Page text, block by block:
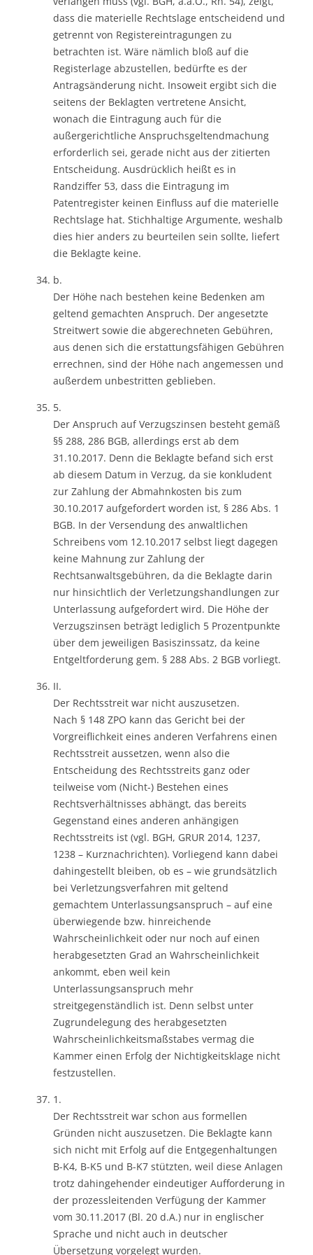
dass die materielle Rechtslage entscheidend und
getrennt von Registereintragungen zu
betrachten ist. Wäre nämlich bloß auf die
Registerlage abzustellen, bedürfte es der
Antragsänderung nicht. Insoweit ergibt sich die
seitens der Beklagten vertretene Ansicht,
wonach die Eintragung auch für die
außergerichtliche Anspruchsgeltendmachung
erforderlich sei, gerade nicht aus der zitierten
Entscheidung. Ausdrücklich heißt es in
Randziffer 53, dass die Eintragung im
Patentregister keinen Einfluss auf die materielle
Rechtslage hat. Stichhaltige Argumente, weshalb
dies hier anders zu beurteilen sein sollte, liefert
die Beklagte keine.
b.
Der Höhe nach bestehen keine Bedenken am
geltend gemachten Anspruch. Der angesetzte
Streitwert sowie die abgerechneten Gebühren,
aus denen sich die erstattungsfähigen Gebühren
errechnen, sind der Höhe nach angemessen und
außerdem unbestritten geblieben.
5.
Der Anspruch auf Verzugszinsen besteht gemäß
§§ 288, 286 BGB, allerdings erst ab dem
31.10.2017. Denn die Beklagte befand sich erst
ab diesem Datum in Verzug, da sie konkludent
zur Zahlung der Abmahnkosten bis zum
30.10.2017 aufgefordert worden ist, § 286 Abs. 1
BGB. In der Versendung des anwaltlichen
Schreibens vom 12.10.2017 selbst liegt dagegen
keine Mahnung zur Zahlung der
Rechtsanwaltsgebühren, da die Beklagte darin
nur hinsichtlich der Verletzungshandlungen zur
Unterlassung aufgefordert wird. Die Höhe der
Verzugszinsen beträgt lediglich 5 Prozentpunkte
über dem jeweiligen Basiszinssatz, da keine
Entgeltforderung gem. § 288 Abs. 2 BGB vorliegt.
II.
Der Rechtsstreit war nicht auszusetzen.
Nach § 148 ZPO kann das Gericht bei der
Vorgreiflichkeit eines anderen Verfahrens einen
Rechtsstreit aussetzen, wenn also die
Entscheidung des Rechtsstreits ganz oder
teilweise vom (Nicht-) Bestehen eines
Rechtsverhältnisses abhängt, das bereits
Gegenstand eines anderen anhängigen
Rechtsstreits ist (vgl. BGH, GRUR 2014, 1237,
1238 – Kurznachrichten). Vorliegend kann dabei
dahingestellt bleiben, ob es – wie grundsätzlich
bei Verletzungsverfahren mit geltend
gemachtem Unterlassungsanspruch – auf eine
überwiegende bzw. hinreichende
Wahrscheinlichkeit oder nur noch auf einen
herabgesetzten Grad an Wahrscheinlichkeit
ankommt, eben weil kein
Unterlassungsanspruch mehr
streitgegenständlich ist. Denn selbst unter
Zugrundelegung des herabgesetzten
Wahrscheinlichkeitsmaßstabes vermag die
Kammer einen Erfolg der Nichtigkeitsklage nicht
festzustellen.
1.
Der Rechtsstreit war schon aus formellen
Gründen nicht auszusetzen. Die Beklagte kann
sich nicht mit Erfolg auf die Entgegenhaltungen
B-K4, B-K5 und B-K7 stützten, weil diese Anlagen
trotz dahingehender eindeutiger Aufforderung in
der prozessleitenden Verfügung der Kammer
vom 30.11.2017 (Bl. 20 d.A.) nur in englischer
Sprache und nicht auch in deutscher
Übersetzung vorgelegt wurden.